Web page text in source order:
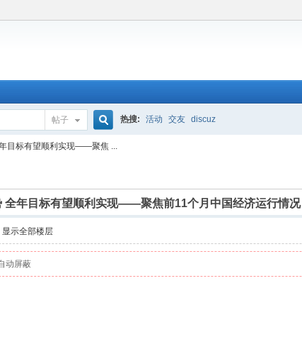
帖子
搜
索
热搜: 活动 交友 discuz
目标有望顺利实现——聚焦 ...
全年目标有望顺利实现——聚焦前11个月中国经济运行情况
显示全部楼层
动屏蔽